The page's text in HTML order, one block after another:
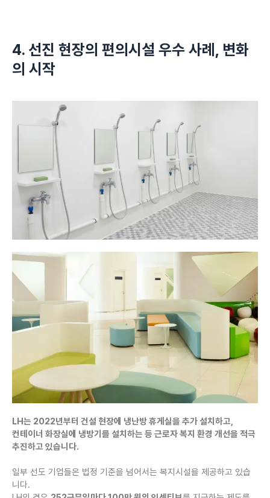
4. 선진 현장의 편의시설 우수 사례, 변화
의 시작
LH는 2022년부터 건설 현장에 냉난방 휴게실을 추가 설치하고,
컨테이너 화장실에 냉방기를 설치하는 등 근로자 복지 환경 개선을 적극
추진하고 있습니다.
일부 선도 기업들은 법정 기준을 넘어서는 복지시설을 제공하고 있습
니다.